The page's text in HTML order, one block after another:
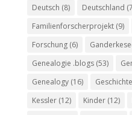
Deutsch (8) Deutschland
Familienforscherprojekt(9)
Forschung(6)
Genealogie .blogs(53)
Genealogy(16) Geschichte
Kessler(12) Kinder(12)